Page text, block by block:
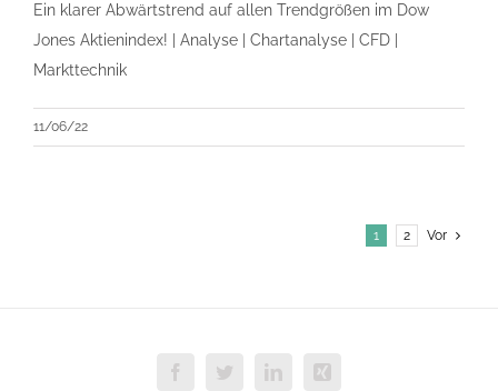
Ein klarer Abwärtstrend auf allen Trendgrößen im Dow
Jones Aktienindex! | Analyse | Chartanalyse | CFD |
Markttechnik
11/06/22
1 2 Vor
FacebookTwitterLinkedInXing